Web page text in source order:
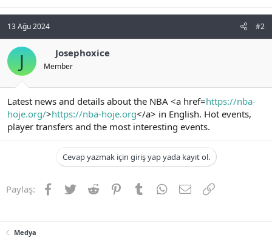
13 Ağu 2024 #2
J Josephoxice
Member
Latest news and details about the NBA <a href=https://nba-
hoje.org/>https://nba-hoje.org</a> in English. Hot events,
player transfers and the most interesting events.
Cevap yazmak için giriş yap yada kayıt ol.
Paylaş: Facebook
TwitterReddit PinterestTumblrWhatsApp
E-postaLink
Medya